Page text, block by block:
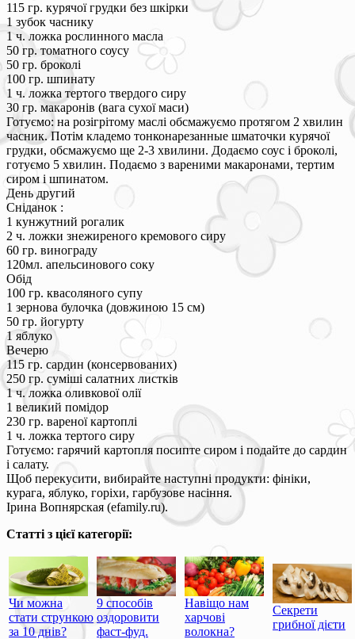
115 гр. курячої грудки без шкірки
1 зубок часнику
1 ч. ложка рослинного масла
50 гр. томатного соусу
50 гр. броколі
100 гр. шпинату
1 ч. ложка тертого твердого сиру
30 гр. макаронів (вага сухої маси)
Готуємо: на розігрітому маслі обсмажуємо протягом 2 хвилин
часник. Потім кладемо тонконарезанные шматочки курячої
грудки, обсмажуємо ще 2-3 хвилини. Додаємо соус і броколі,
готуємо 5 хвилин. Подаємо з вареними макаронами, тертим
сиром і шпинатом.
День другий
Сніданок :
1 кунжутний рогалик
2 ч. ложки знежиреного кремового сиру
60 гр. винограду
120мл. апельсинового соку
Обід
100 гр. квасоляного супу
1 зернова булочка (довжиною 15 см)
50 гр. йогурту
1 яблуко
Вечерю
115 гр. сардин (консервованих)
250 гр. суміші салатних листків
1 ч. ложка оливкової олії
1 великий помідор
230 гр. вареної картоплі
1 ч. ложка тертого сиру
Готуємо: гарячий картопля посипте сиром і подайте до сардин
і салату.
Щоб перекусити, вибирайте наступні продукти: фініки,
курага, яблуко, горіхи, гарбузове насіння.
Ірина Вопнярская (efamily.ru).
Статті з цієї категорії:
Чи можна
стати стрункою
за 10 днів?
9 способів
оздоровити
фаст-фуд.
Навіщо нам
харчові
волокна?
Секрети
грибної дієти